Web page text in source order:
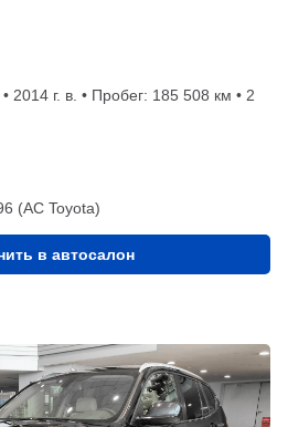
2014 г. в. • Пробег: 185 508 км • 2
(АС Toyota)
в автосалон